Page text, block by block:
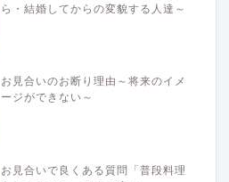
ら・結婚してからの変貌する人達～
お見合いのお断り理由～将来のイメ
ージができない～
お見合いで良くある質問「普段料理